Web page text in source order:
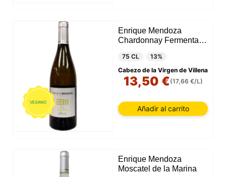
VEGANO
Enrique Mendoza
Chardonnay Fermentado
75 CL
13%
Cabezo de la Virgen de Villena
13,50 €(17,66 €/L)
Añadir al carrito
Enrique Mendoza
Moscatel de la Marina